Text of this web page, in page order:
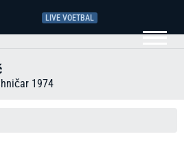
LIVE VOETBAL
1974